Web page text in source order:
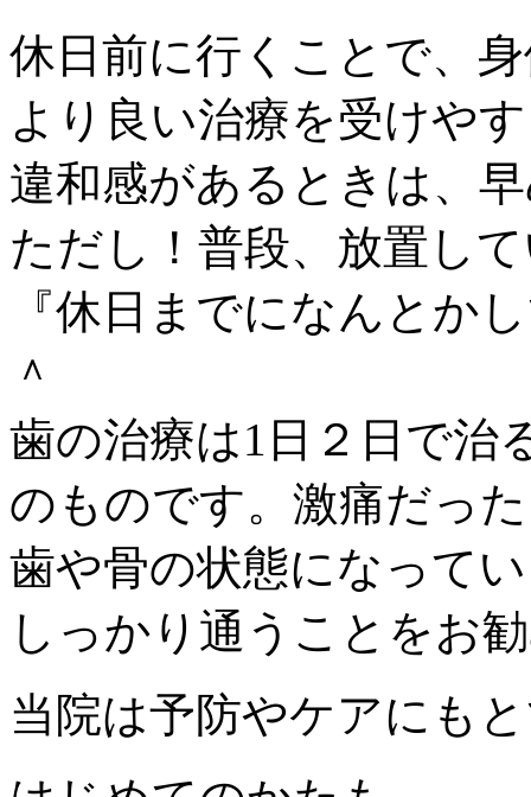
休日前に行くことで、
より良い治療を受けや
違和感があるときは、
ただし！普段、放置し
『休日までになんとか
＾
歯の治療は1日２日で治
のものです。激痛だっ
歯や骨の状態になって
しっかり通うことをお
当院は予防やケアにも